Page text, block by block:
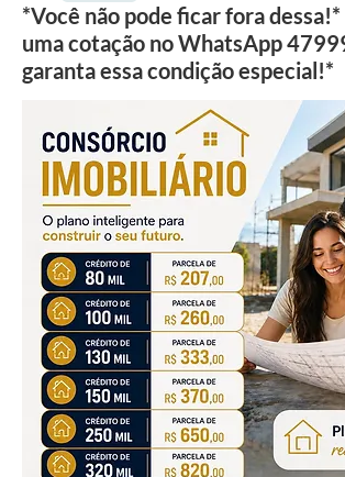
*Você não pode ficar fora
uma cotação no WhatsApp
garanta essa condição especial!*